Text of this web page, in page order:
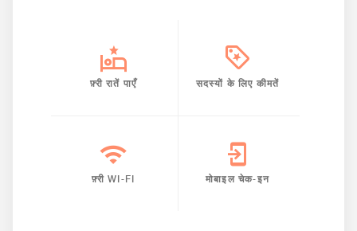
फ़्री रातें पाएँ सदस्यों के लिए कीमतें
फ़्री WI-FI मोबाइल चेक-इन